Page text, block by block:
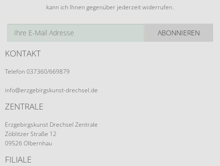
kann ich Ihnen gegenüber jederzeit widerrufen.
ABONNIEREN
KONTAKT
Telefon 037360/669879
info@erzgebirgskunst-drechsel.de
ZENTRALE
Erzgebirgskunst Drechsel Zentrale
Zöblitzer Straße 12
09526 Olbernhau
FILIALE